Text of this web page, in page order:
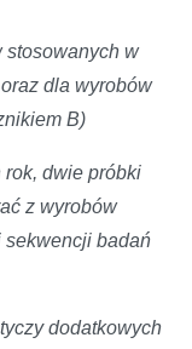
stosowanych w
dla wyrobów
B)
dwie próbki
z wyrobów
sekwencji badań
dodatkowych